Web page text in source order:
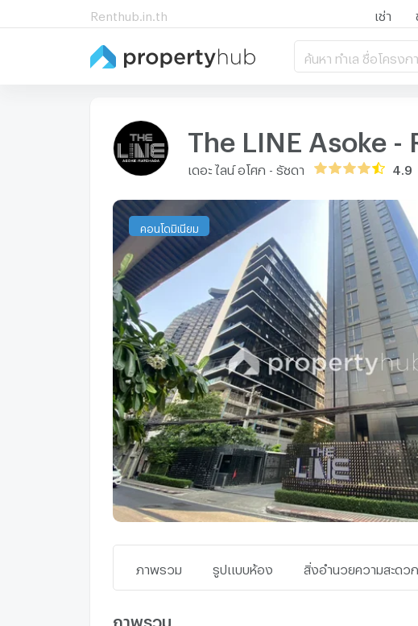
Renthub.in.th เช่า
ค้นหา ทำเล ชื่อโครงก
The LINE Asoke -
เดอะ ไลน์ อโศก - รัชดา 4.9
คอนโดมิเนียม
ภาพรวม รูปแบบห้อง สิ่งอำนวยความสะดวก
ภาพรวม